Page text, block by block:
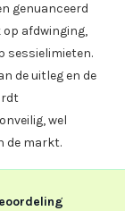
genuanceerd
afdwinging,
sessielimieten.
de uitleg en de
wel
de markt.